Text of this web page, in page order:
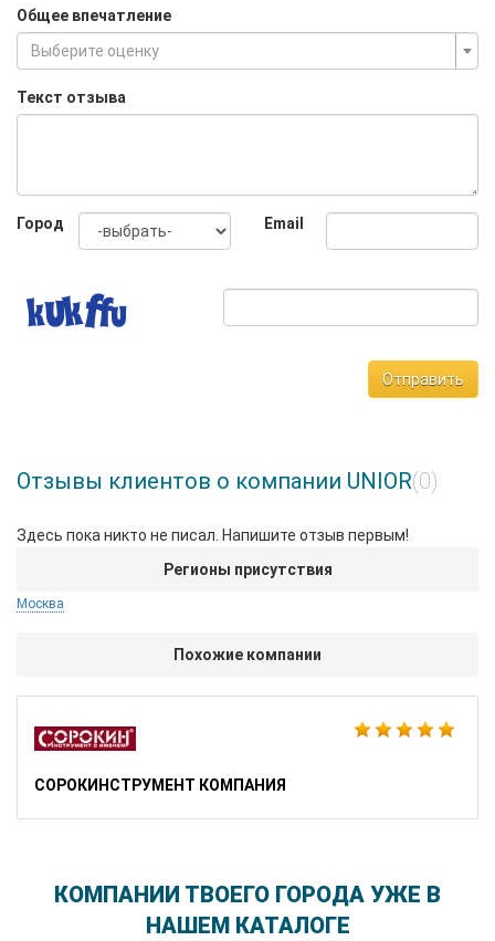
Общее впечатление
Выберите оценку
Текст отзыва
Город Email
Отправить
Отзывы клиентов о компании UNIOR(0)
Здесь пока никто не писал. Напишите отзыв первым!
Регионы присутствия
Москва
Похожие компании
СОРОКИНСТРУМЕНТ КОМПАНИЯ
КОМПАНИИ ТВОЕГО ГОРОДА УЖЕ В
НАШЕМ КАТАЛОГЕ